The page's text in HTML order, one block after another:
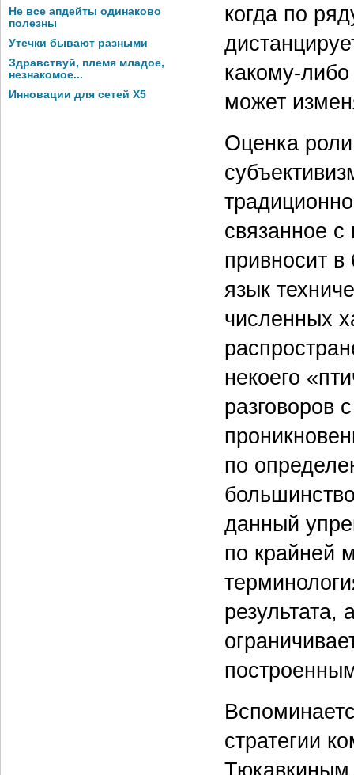
Не все апдейты одинаково
полезны
Утечки бывают разными
Здравствуй, племя младое,
незнакомое...
Инновации для сетей X5
когда по
может
Оценка
связанное
привносит
язык
численных
некоего
разговоров
по
данный
по крайней
стратегии